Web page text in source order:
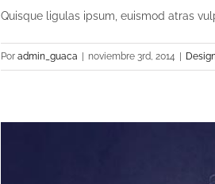
Quisque ligulas ipsum, euismod atras
Por admin_guaca | noviembre 3rd, 2014 |